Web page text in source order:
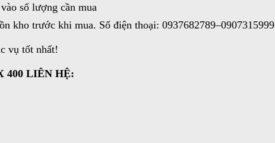
số lượng cần mua
kho trước khi mua. Số điện thoại: 0937682789–0907315999
vụ tốt nhất!
400 LIÊN HỆ: